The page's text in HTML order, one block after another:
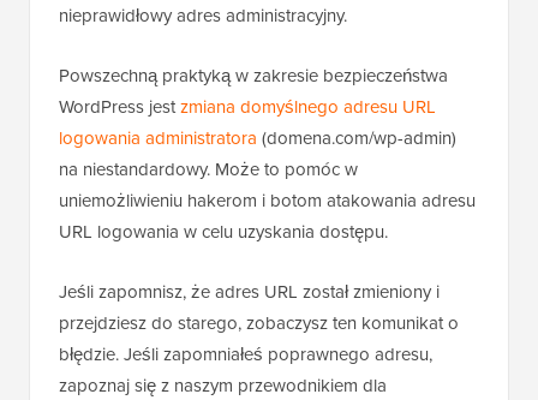
nieprawidłowy adres administracyjny.
Powszechną praktyką w zakresie bezpieczeństwa
WordPress jestzmiana domyślnego adresu URL
logowania administratora (domena.com/wp-admin)
na niestandardowy. Może to pomóc w
uniemożliwieniu hakerom i botom atakowania adresu
URL logowania w celu uzyskania dostępu.
Jeśli zapomnisz, że adres URL został zmieniony i
przejdziesz do starego, zobaczysz ten komunikat o
błędzie. Jeśli zapomniałeś poprawnego adresu,
zapoznaj się z naszym przewodnikiem dla